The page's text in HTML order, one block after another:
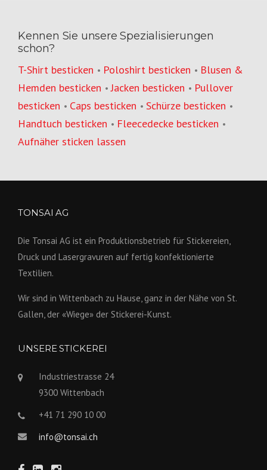
Kennen Sie unsere Spezialisierungen
schon?
T-Shirt besticken • Poloshirt besticken • Blusen &
Hemden besticken •Jacken besticken • Pullover
besticken • Caps besticken • Schürze besticken •
Handtuch besticken • Fleecedecke besticken •
Aufnäher sticken lassen
TONSAI AG
Die Tonsai AG ist ein Produktions­betrieb für Stickereien,
Druck und Lasergravuren auf fertig konfek­tionierte
Textilien.
Wir sind in Wittenbach zu Hause, ganz in der Nähe von St.
Gallen, der «Wiege» der Stickerei-Kunst.
UNSERE STICKEREI
Industriestrasse 24
9300 Wittenbach
+41 71 290 10 00
info@tonsai.ch